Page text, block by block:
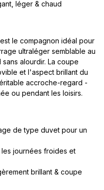
léger & chaud
le compagnon idéal pour
ultraléger semblable au
alourdir. La coupe
et l'aspect brillant du
accroche-regard -
ou pendant les loisirs.
de type duvet pour un
les journées froides et
brillant & coupe